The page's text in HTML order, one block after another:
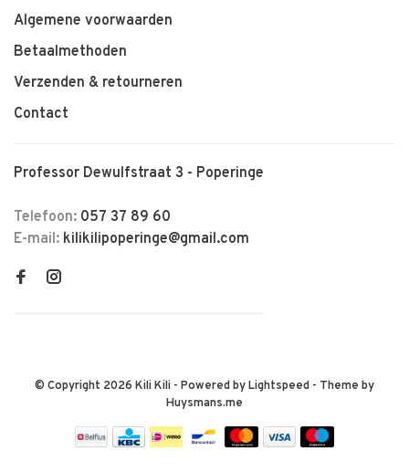
Algemene voorwaarden
Betaalmethoden
Verzenden & retourneren
Contact
Professor Dewulfstraat 3 - Poperinge
Telefoon: 057 37 89 60
E-mail: kilikilipoperinge@gmail.com
© Copyright 2026 Kili Kili - Powered byLightspeed - Theme by
Huysmans.me